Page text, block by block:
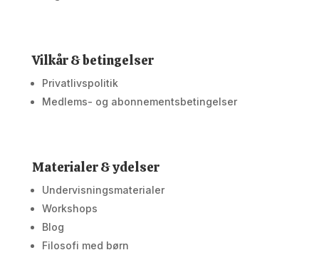
Vilkår & betingelser
Privatlivspolitik
Medlems- og abonnementsbetingelser
Materialer & ydelser
Undervisningsmaterialer
Workshops
Blog
Filosofi med børn